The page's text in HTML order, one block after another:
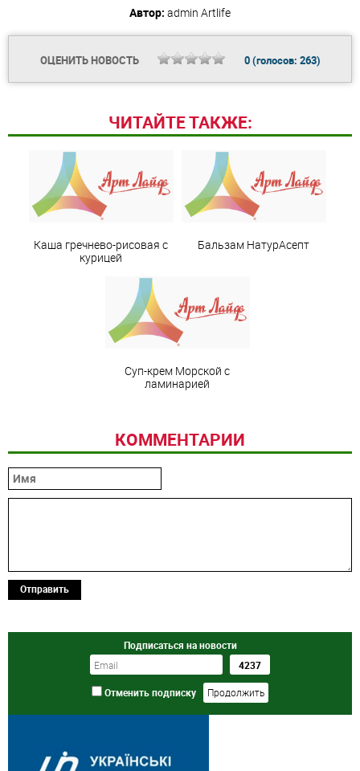
Автор: admin Artlife
ОЦЕНИТЬ НОВОСТЬ 0(голосов: 263)
ЧИТАЙТЕ ТАКЖЕ:
Каша гречнево-рисовая с
курицей
Бальзам НатурАсепт
Суп-крем Морской с
ламинарией
КОММЕНТАРИИ
Отправить
Подписаться на новости
Отменить подписку